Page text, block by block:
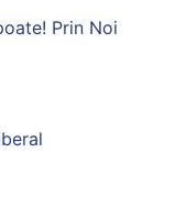
Prin Noi